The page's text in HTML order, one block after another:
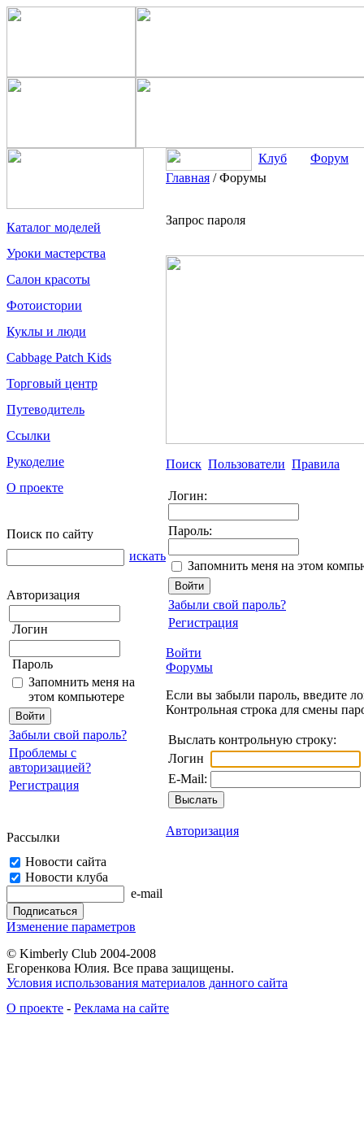
Каталог моделей
Уроки мастерства
Салон красоты
Фотоистории
Куклы и люди
Cabbage Patch Kids
Торговый центр
Путеводитель
Ссылки
Рукоделие
О проекте
Поиск по сайту
искать
Авторизация
Логин
Пароль
Запомнить меня на
этом компьютере
Забыли свой пароль?
Проблемы с
авторизацией?
Регистрация
Рассылки
Новости сайта
Новости клуба
e-mail
Изменение параметров
Клуб
Форум
Главная /Форумы
Запрос пароля
Поиск Пользователи Правила
Логин:
Пароль:
Запомнить меня на этом
Забыли свой пароль?
Регистрация
Войти
Форумы
Если вы забыли пароль, введите
Контрольная строка для смены
Выслать контрольную строку:
Логин
E-Mail:
Авторизация
© Kimberly Club 2004-2008
Егоренкова Юлия. Все права защищены.
Условия использования материалов данного сайта
О проекте - Реклама на сайте